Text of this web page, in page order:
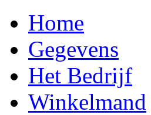
Home
Gegevens
Het Bedrijf
Winkelmand